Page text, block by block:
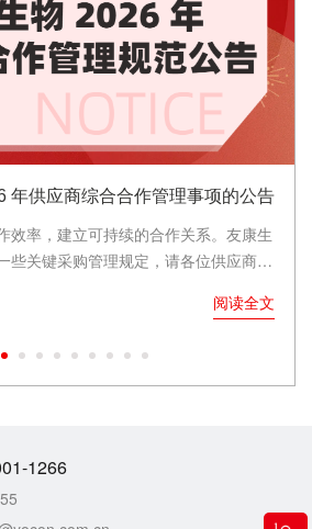
年供应商综合合作管理事项的公告
效率，建立可持续的合作关系。友康生
些关键采购管理规定，请各位供应商周
的企业邮箱形式发送本公司采购管理邮
应我公司的合理要求。
阅读全文
1266